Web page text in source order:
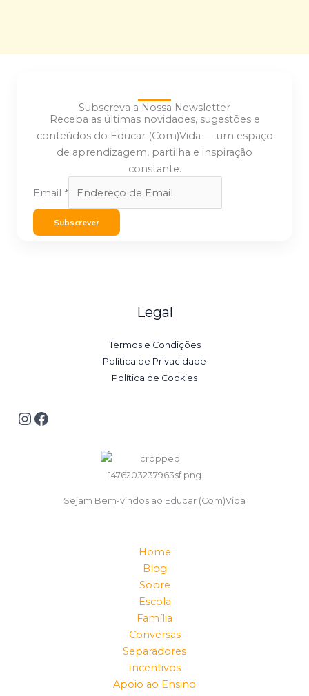
Subscreva a Nossa Newsletter
Receba as últimas novidades, sugestões e
conteúdos do Educar (Com)Vida — um espaço
de aprendizagem, partilha e inspiração
constante.
Email *
Subscrever
Legal
Termos e Condições
Política de Privacidade
Política de Cookies
Sejam Bem-vindos ao Educar (Com)Vida
Home
Blog
Sobre
Escola
Família
Conversas
Separadores
Incentivos
Apoio ao Ensino